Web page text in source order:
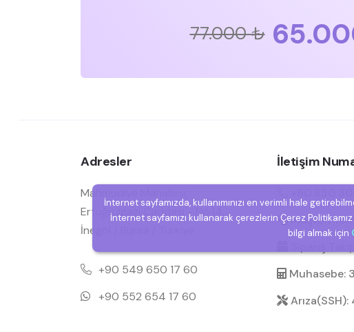
77.000 ₺
Adresler
Mahmudiye Mahallesi,
Ertuğrulgazi Caddesi - No:14,
İnegöl / Bursa / Türkiye
+90 549 650 17 60
+90 552 654 17 60
İletişim
Müşteri
Muhasebe: 3
Arıza(SSH):
İnternet sayfamızda, kullanımınızı en verimli hale
İnternet sayfamızı kullanarak çerezlerin Çerez
bilgi almak için